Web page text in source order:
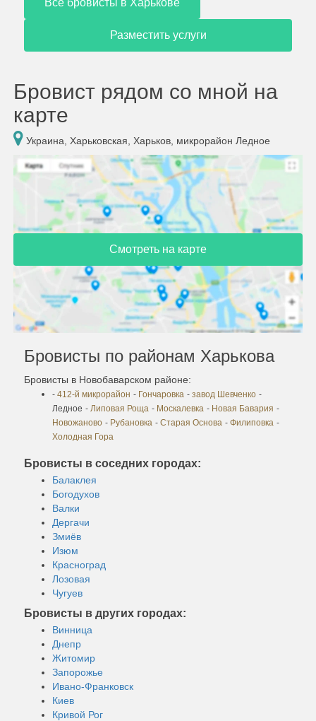
Все бровисты в Харькове
Разместить услуги
Бровист рядом со мной на
карте
Украина, Харьковская, Харьков, микрорайон Ледное
Смотреть на карте
Бровисты по районам Харькова
Бровисты в Новобаварском районе:
- 412-й микрорайон - Гончаровка - завод Шевченко -
Ледное - Липовая Роща - Москалевка - Новая Бавария -
Новожаново - Рубановка - Старая Основа - Филиповка -
Холодная Гора
Бровисты в соседних городах:
Балаклея
Богодухов
Валки
Дергачи
Змиёв
Изюм
Красноград
Лозовая
Чугуев
Бровисты в других городах:
Винница
Днепр
Житомир
Запорожье
Ивано-Франковск
Киев
Кривой Рог